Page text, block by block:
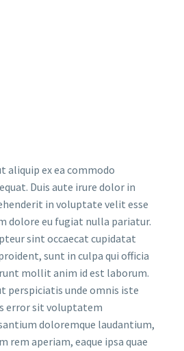
aliquip ex ea commodo
Duis aute irure dolor in
in voluptate velit esse
dolore eu fugiat nulla pariatur.
sint occaecat cupidatat
sunt in culpa qui officia
mollit anim id est laborum.
perspiciatis unde omnis iste
error sit voluptatem
doloremque laudantium,
rem aperiam, eaque ipsa quae